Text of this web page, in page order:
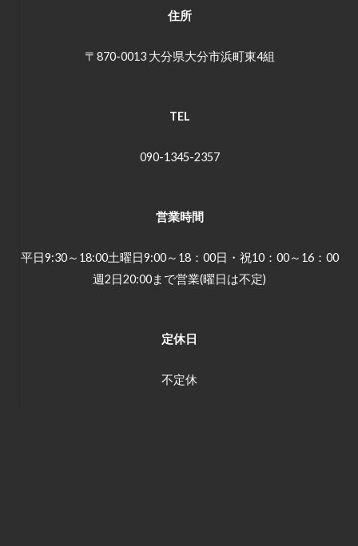
住所
〒870-0013 大分県大分市浜町東4組
TEL
090-1345-2357
営業時間
平日9:30～18:00土曜日9:00～18：00日・祝10：00～16：00
週2日20:00まで営業(曜日は不定)
定休日
不定休